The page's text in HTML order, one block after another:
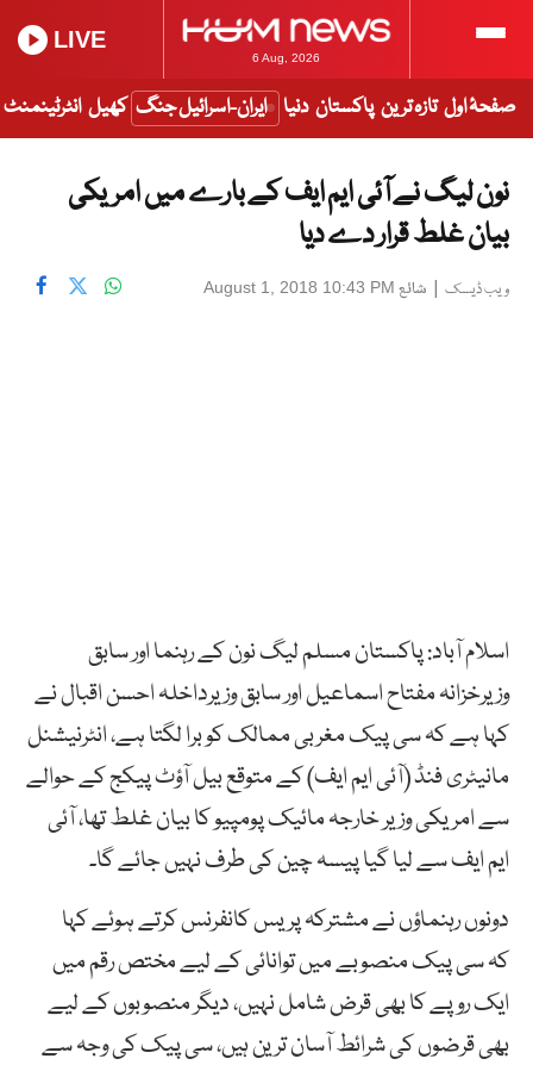
6 Aug, 2026
LIVE
صفحۂ اول تازہ ترین پاکستان دنیا ایران-اسرائیل جنگ کھیل انٹرٹینمنٹ
نون لیگ نے آئی ایم ایف کے بارے میں امریکی
بیان غلط قرار دے دیا
ویب ڈیسک | شائع August 1, 2018 10:43 PM
اسلام آباد: پاکستان مسلم لیگ نون کے رہنما اور سابق
وزیرخزانہ مفتاح اسماعیل اور سابق وزیرداخلہ احسن اقبال نے
کہا ہے کہ سی پیک مغربی ممالک کو برا لگتا ہے، انٹرنیشنل
مانیٹری فنڈ (آئی ایم ایف) کے متوقع بیل آؤٹ پیکج کے حوالے
سے امریکی وزیر خارجہ مائیک پومپیو کا بیان غلط تھا، آئی
ایم ایف سے لیا گیا پیسہ چین کی طرف نہیں جائے گا۔
دونوں رہنماؤں نے مشترکہ پریس کانفرنس کرتے ہوئے کہا
کہ سی پیک منصوبے میں توانائی کے لیے مختص رقم میں
ایک روپے کا بھی قرض شامل نہیں، دیگر منصوبوں کے لیے
بھی قرضوں کی شرائط آسان ترین ہیں، سی پیک کی وجہ سے